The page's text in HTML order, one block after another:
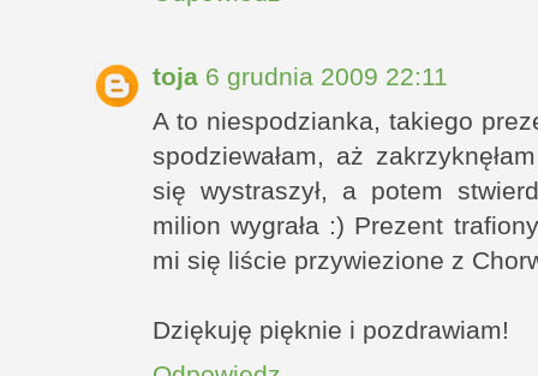
toja 6 grudnia 2009 22:11
A to niespodzianka, takiego
spodziewałam, aż
się wystraszył, a potem
milion wygrała :) Prezent
mi się liście przywiezione z
Dziękuję pięknie i pozdrawiam!